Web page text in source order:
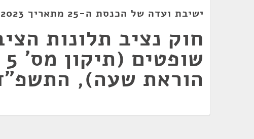
ישיבת ועדה של הכנסת ה-25 מתאריך 06/11/2023
חוק נציב תלונות
הוראת שעה), התשפ"ד-